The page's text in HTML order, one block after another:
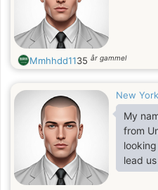
Mmhhdd1135 år gammel
New York
My
from
lead